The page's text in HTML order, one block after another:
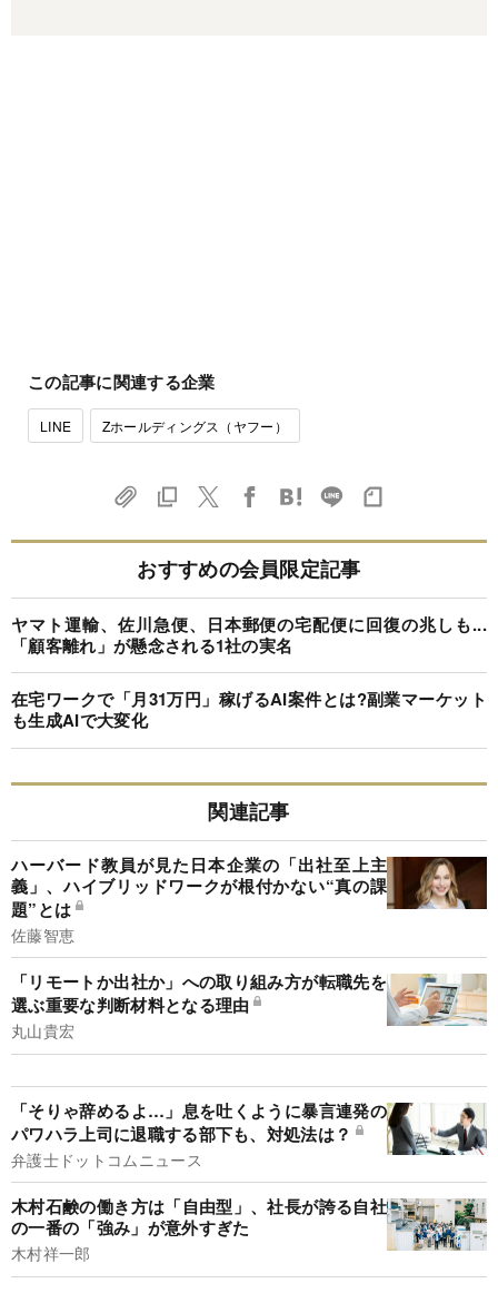
この記事に関連する企業
LINE Zホールディングス（ヤフー）
おすすめの会員限定記事
ヤマト運輸、佐川急便、日本郵便の宅配便に回復の兆しも...
「顧客離れ」が懸念される1社の実名
在宅ワークで「月31万円」稼げるAI案件とは?副業マーケット
も生成AIで大変化
関連記事
ハーバード教員が見た日本企業の「出社至上主
義」、ハイブリッドワークが根付かない“真の課
題”とは
佐藤智恵
「リモートか出社か」への取り組み方が転職先を
選ぶ重要な判断材料となる理由
丸山貴宏
「そりゃ辞めるよ…」息を吐くように暴言連発の
パワハラ上司に退職する部下も、対処法は？
弁護士ドットコムニュース
木村石鹸の働き方は「自由型」、社長が誇る自社
の一番の「強み」が意外すぎた
木村祥一郎